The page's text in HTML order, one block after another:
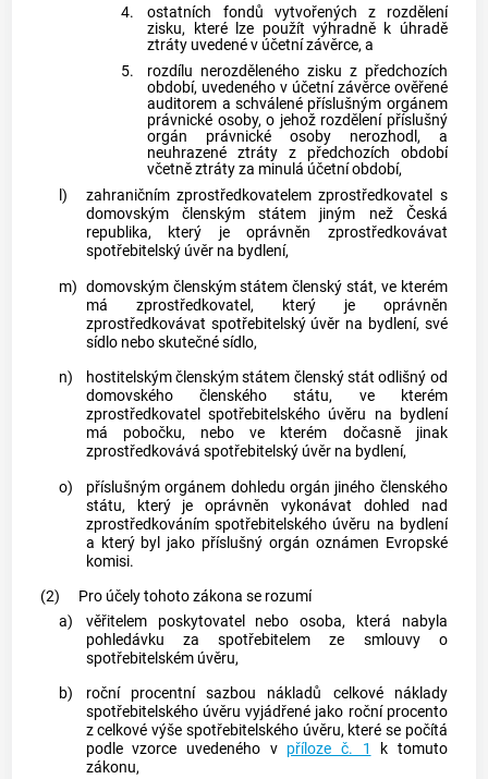
4.
ostatních fondů vytvořených z rozdělení
zisku, které lze použít výhradně k úhradě
ztráty uvedené v účetní závěrce, a
5.
rozdílu nerozděleného zisku z předchozích
období, uvedeného v účetní závěrce ověřené
auditorem a schválené příslušným orgánem
právnické osoby, o jehož rozdělení příslušný
orgán právnické osoby nerozhodl, a
neuhrazené ztráty z předchozích období
včetně ztráty za minulá účetní období,
l)
zahraničním zprostředkovatelem zprostředkovatel s
domovským členským státem jiným než Česká
republika, který je oprávněn zprostředkovávat
spotřebitelský úvěrna bydlení,
m) domovským členským státem členský stát, ve kterém
má zprostředkovatel, který je oprávněn
zprostředkovávat spotřebitelský úvěr na bydlení, své
sídlo nebo skutečné sídlo,
n)
hostitelským členským státem členský stát odlišný od
domovského členského státu, ve kterém
zprostředkovatel spotřebitelského úvěru na bydlení
má pobočku, nebo ve kterém dočasně jinak
zprostředkovává spotřebitelský úvěrna bydlení,
o)
příslušným orgánem dohledu orgán jiného členského
státu, který je oprávněn vykonávat dohled nad
zprostředkováním spotřebitelského úvěru na bydlení
a který byl jako příslušný orgán oznámen Evropské
komisi.
(2)
Pro účely tohoto zákona se rozumí
a)
věřitelem poskytovatel
nebo osoba, která nabyla
pohledávku zaspotřebitelem ze smlouvy o
spotřebitelském úvěru,
b)
roční procentní sazbou nákladů
celkové náklady
spotřebitelského úvěru vyjádřené jako roční procento
zcelkové výše spotřebitelského úvěru, které se počítá
podle vzorce uvedeného v příloze č. 1
k tomuto
zákonu,